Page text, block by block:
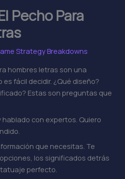
Pecho Para
Strategy Breakdowns
hombres letras son una
fácil decidir. ¿Qué diseño?
Estas son preguntas que
con expertos. Quiero
que necesitas. Te
los significados detrás
tatuaje perfecto.